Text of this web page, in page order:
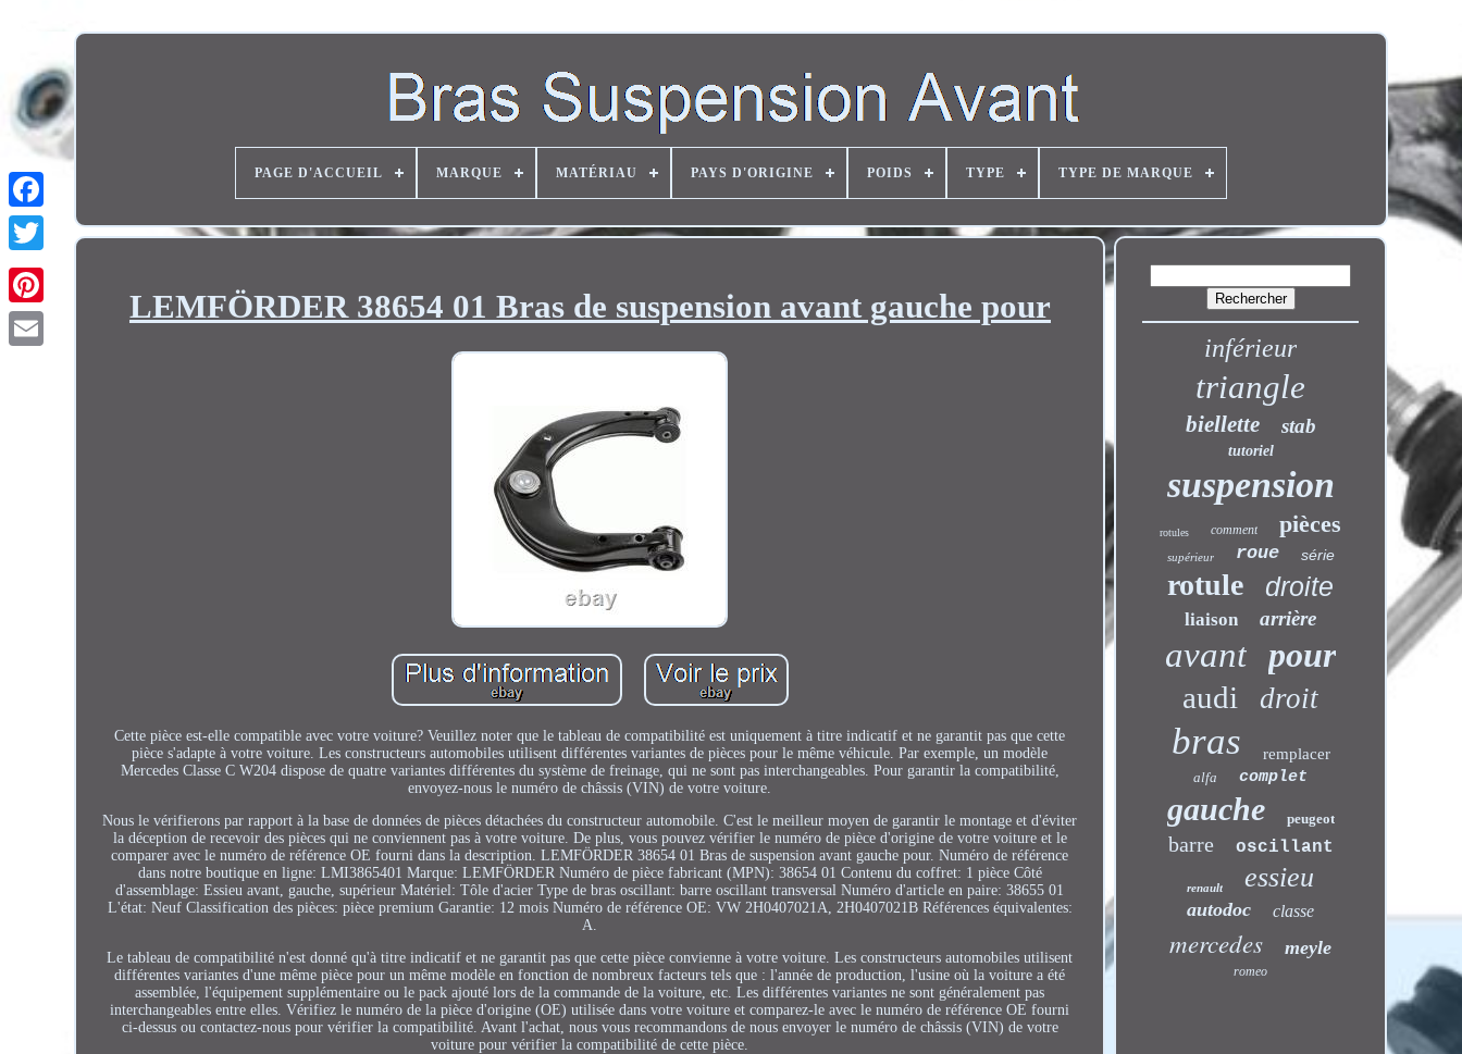
Twitter
PAGE D'ACCUEIL MARQUE MATÉRIAU PAYS D'ORIGINE POIDS TYPE TYPE DE MARQUE
LEMFÖRDER 38654 01 Bras de suspension avant gauche pour
Cette pièce est-elle compatible avec votre voiture? Veuillez noter que le tableau de compatibilité est uniquement à titre indicatif et ne garantit pas que cette
pièce s'adapte à votre voiture. Les constructeurs automobiles utilisent différentes variantes de pièces pour le même véhicule. Par exemple, un modèle
Mercedes Classe C W204 dispose de quatre variantes différentes du système de freinage, qui ne sont pas interchangeables. Pour garantir la compatibilité,
envoyez-nous le numéro de châssis (VIN) de votre voiture.
Nous le vérifierons par rapport à la base de données de pièces détachées du constructeur automobile. C'est le meilleur moyen de garantir le montage et d'éviter
la déception de recevoir des pièces qui ne conviennent pas à votre voiture. De plus, vous pouvez vérifier le numéro de pièce d'origine de votre voiture et le
comparer avec le numéro de référence OE fourni dans la description. LEMFÖRDER 38654 01 Bras de suspension avant gauche pour. Numéro de référence
dans notre boutique en ligne: LMI3865401 Marque: LEMFÖRDER Numéro de pièce fabricant (MPN): 38654 01 Contenu du coffret: 1 pièce Côté
d'assemblage: Essieu avant, gauche, supérieur Matériel: Tôle d'acier Type de bras oscillant: barre oscillant transversal Numéro d'article en paire: 38655 01
L'état: Neuf Classification des pièces: pièce premium Garantie: 12 mois Numéro de référence OE: VW 2H0407021A, 2H0407021B Références équivalentes:
A.
Le tableau de compatibilité n'est donné qu'à titre indicatif et ne garantit pas que cette pièce convienne à votre voiture. Les constructeurs automobiles utilisent
différentes variantes d'une même pièce pour un même modèle en fonction de nombreux facteurs tels que : l'année de production, l'usine où la voiture a été
assemblée, l'équipement supplémentaire ou le pack ajouté lors de la commande de la voiture, etc. Les différentes variantes ne sont généralement pas
interchangeables entre elles. Vérifiez le numéro de la pièce d'origine (OE) utilisée dans votre voiture et comparez-le avec le numéro de référence OE fourni
ci-dessus ou contactez-nous pour vérifier la compatibilité. Avant l'achat, nous vous recommandons de nous envoyer le numéro de châssis (VIN) de votre
voiture pour vérifier la compatibilité de cette pièce.
inférieur
triangle
biellette stab
tutoriel
suspension
rotules comment pièces
supérieur roue série
rotule droite
liaison arrière
avant pour
audi droit
bras remplacer
alfa complet
gauche peugeot
barre oscillant
renault essieu
autodoc classe
mercedes meyle
romeo